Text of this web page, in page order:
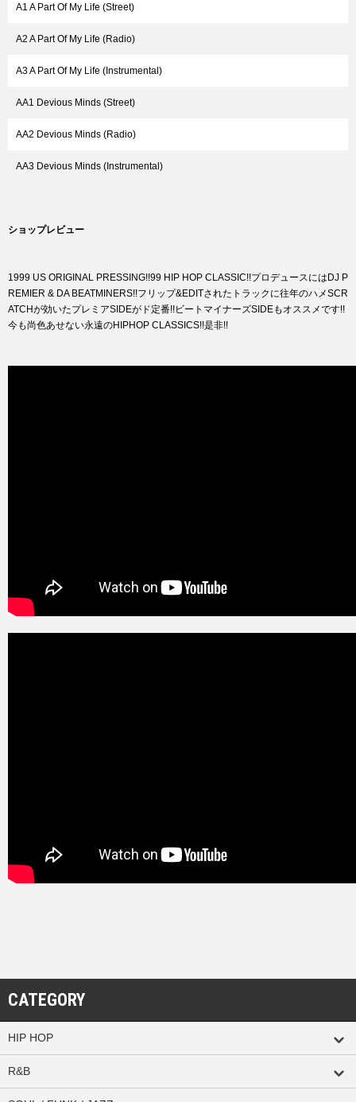
A1 A Part Of My Life (Street)
A2 A Part Of My Life (Radio)
A3 A Part Of My Life (Instrumental)
AA1 Devious Minds (Street)
AA2 Devious Minds (Radio)
AA3 Devious Minds (Instrumental)
ショップレビュー
1999 US ORIGINAL PRESSING!!99 HIP HOP CLASSIC!!プロデュースにはDJ P
REMIER & DA BEATMINERS!!フリップ&EDITされたトラックに往年のハメSCR
ATCHが効いたプレミアSIDEがド定番!!ビートマイナーズSIDEもオススメです!!
今も尚色あせない永遠のHIPHOP CLASSICS!!是非!!
CATEGORY
HIP HOP
R&B